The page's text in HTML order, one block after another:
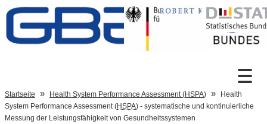
Zum Inhalt
Startseite Health System Performance Assessment (HSPA)
Health
System Performance Assessment (HSPA) - systematische und kontinuierliche
Messung der Leistungsfähigkeit von Gesundheitssystemen